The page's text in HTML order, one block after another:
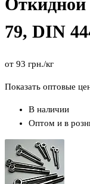
79, DIN
от 93 грн./кг
Показать оптовые
В наличии
Оптом и в